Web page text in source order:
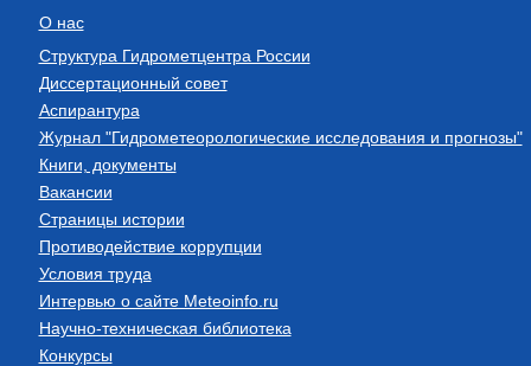
О нас
Структура Гидрометцентра России
Диссертационный совет
Аспирантура
Журнал "Гидрометеорологические исследования и прогнозы"
Книги, документы
Вакансии
Страницы истории
Противодействие коррупции
Условия труда
Интервью о сайте Meteoinfo.ru
Научно-техническая библиотека
Конкурсы